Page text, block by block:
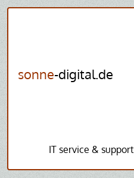
sonne-digital.de
IT service &